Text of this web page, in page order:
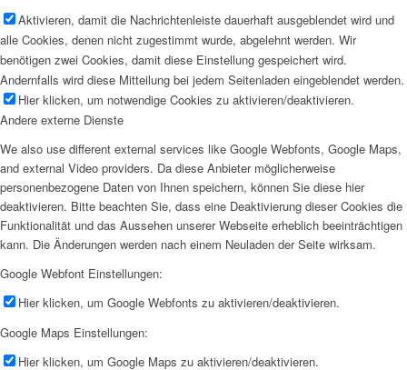
Aktivieren, damit die Nachrichtenleiste dauerhaft ausgeblendet wird und
alle Cookies, denen nicht zugestimmt wurde, abgelehnt werden. Wir
benötigen zwei Cookies, damit diese Einstellung gespeichert wird.
Andernfalls wird diese Mitteilung bei jedem Seitenladen eingeblendet werden.
Hier klicken, um notwendige Cookies zu aktivieren/deaktivieren.
Andere externe Dienste
We also use different external services like Google Webfonts, Google Maps,
and external Video providers. Da diese Anbieter möglicherweise
personenbezogene Daten von Ihnen speichern, können Sie diese hier
deaktivieren. Bitte beachten Sie, dass eine Deaktivierung dieser Cookies die
Funktionalität und das Aussehen unserer Webseite erheblich beeinträchtigen
kann. Die Änderungen werden nach einem Neuladen der Seite wirksam.
Google Webfont Einstellungen:
Hier klicken, um Google Webfonts zu aktivieren/deaktivieren.
Google Maps Einstellungen:
Hier klicken, um Google Maps zu aktivieren/deaktivieren.